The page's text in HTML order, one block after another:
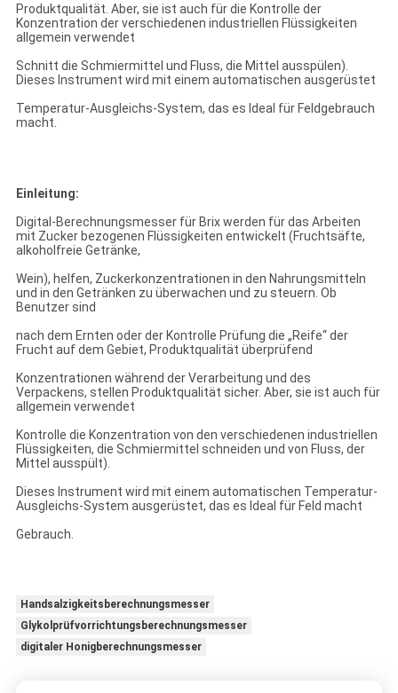
Produktqualität. Aber, sie ist auch für die Kontrolle der
Konzentration der verschiedenen industriellen Flüssigkeiten
allgemein verwendet
Schnitt die Schmiermittel und Fluss, die Mittel ausspülen).
Dieses Instrument wird mit einem automatischen ausgerüstet
Temperatur-Ausgleichs-System, das es Ideal für Feldgebrauch
macht.
Einleitung:
Digital-Berechnungsmesser für Brix werden für das Arbeiten
mit Zucker bezogenen Flüssigkeiten entwickelt (Fruchtsäfte,
alkoholfreie Getränke,
Wein), helfen, Zuckerkonzentrationen in den Nahrungsmitteln
und in den Getränken zu überwachen und zu steuern. Ob
Benutzer sind
nach dem Ernten oder der Kontrolle Prüfung die „Reife“ der
Frucht auf dem Gebiet, Produktqualität überprüfend
Konzentrationen während der Verarbeitung und des
Verpackens, stellen Produktqualität sicher. Aber, sie ist auch für
allgemein verwendet
Kontrolle die Konzentration von den verschiedenen industriellen
Flüssigkeiten, die Schmiermittel schneiden und von Fluss, der
Mittel ausspült).
Dieses Instrument wird mit einem automatischen Temperatur-
Ausgleichs-System ausgerüstet, das es Ideal für Feld macht
Gebrauch.
Handsalzigkeitsberechnungsmesser
Glykolprüfvorrichtungsberechnungsmesser
digitaler Honigberechnungsmesser